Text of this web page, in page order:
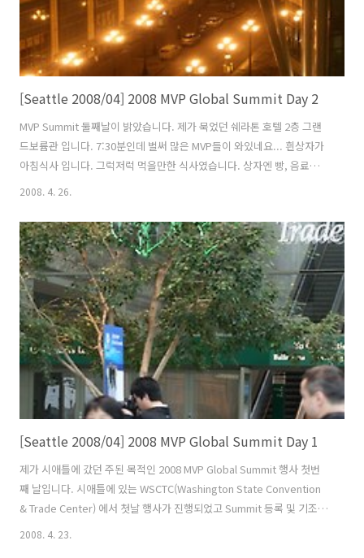
[Seattle 2008/04] 2008 MVP Global Summit Day 2
MVP Summit 둘째날이 밝았습니다. 제가 묵었던 쉐라톤 호텔 2층 그랜
드보륨관 입니다. 7:30분인데 벌써 많은 MVP들이 와있네요... 흰상자가
아침식사 입니다. 그럭저럭 먹을만한 식사였습니다. 상자엔 빵, 음료수,
다. 출근시간인데 서울처럼 복잡하지는 않은 것 같습니다. 한국의 여느
토요일 아침 같아요... 드디어 마이크로소프트 본사로 가는 셔틀 버스입
니다. 우리가 가는곳은 MSCC(Microsoft Conference Center)입니다.
마이크로소프트 캠퍼스에서도 MVP 및 교육생들에게만 개방되는 극히
일부 영역입니다. 마이크로소프트 본사까지 가는 길 ..
2008. 4. 26.
[Seattle 2008/04] 2008 MVP Global Summit Day 1
제가 시애틀에 갔던 주된 목적인 2008 MVP Global Summit 행사 첫번
째 날입니다. 시애틀에 있는 WSCTC(Washington State Convention
& Trade Center) 에서 첫날 행사가 진행되었고 Summit 등록 및 기조
연설이 있었습니다. MVP Galbol Summit 은 전세계에 있는 MVP들이 한
2008. 4. 23.